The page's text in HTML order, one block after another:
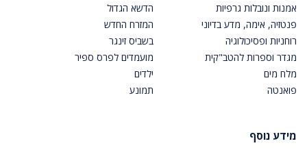
אמנות ונובלות גרפיות
פנטזיה, אימה, מדע בדיוני
רוחניות ופסיכולוגיה
מגדר וספרות להטב"קית
מלח מים
פואנטה
הדשא הגדול
המזרח החדש
בשביס זינגר
מועמדים לפרס ספיר
ילדים
תמונע
מידע נוסף